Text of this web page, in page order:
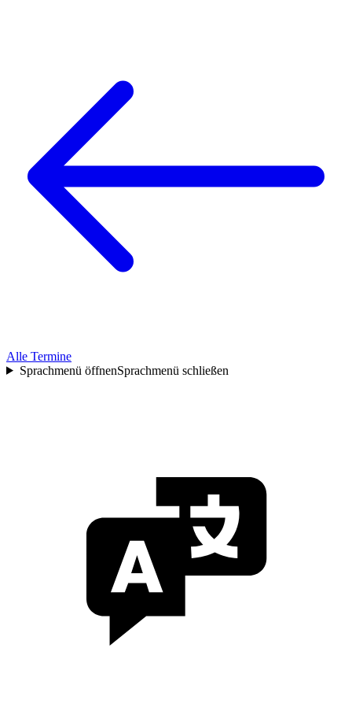
Alle Termine
Sprachmenü öffnenSprachmenü schließen